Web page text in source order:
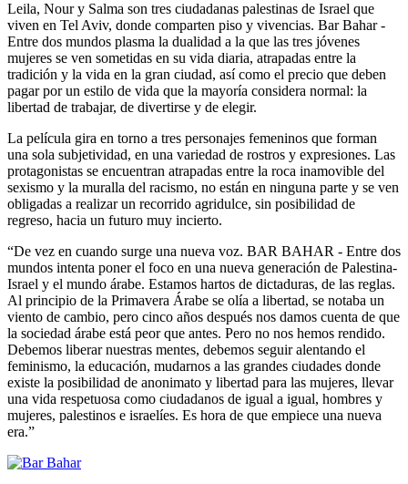
Leila, Nour y Salma son tres ciudadanas palestinas de Israel que
viven en Tel Aviv, donde comparten piso y vivencias. Bar Bahar -
Entre dos mundos plasma la dualidad a la que las tres jóvenes
mujeres se ven sometidas en su vida diaria, atrapadas entre la
tradición y la vida en la gran ciudad, así como el precio que deben
pagar por un estilo de vida que la mayoría considera normal: la
libertad de trabajar, de divertirse y de elegir.
La película gira en torno a tres personajes femeninos que forman
una sola subjetividad, en una variedad de rostros y expresiones. Las
protagonistas se encuentran atrapadas entre la roca inamovible del
sexismo y la muralla del racismo, no están en ninguna parte y se ven
obligadas a realizar un recorrido agridulce, sin posibilidad de
regreso, hacia un futuro muy incierto.
“De vez en cuando surge una nueva voz. BAR BAHAR - Entre dos
mundos intenta poner el foco en una nueva generación de Palestina-
Israel y el mundo árabe. Estamos hartos de dictaduras, de las reglas.
Al principio de la Primavera Árabe se olía a libertad, se notaba un
viento de cambio, pero cinco años después nos damos cuenta de que
la sociedad árabe está peor que antes. Pero no nos hemos rendido.
Debemos liberar nuestras mentes, debemos seguir alentando el
feminismo, la educación, mudarnos a las grandes ciudades donde
existe la posibilidad de anonimato y libertad para las mujeres, llevar
una vida respetuosa como ciudadanos de igual a igual, hombres y
mujeres, palestinos e israelíes. Es hora de que empiece una nueva
era.”